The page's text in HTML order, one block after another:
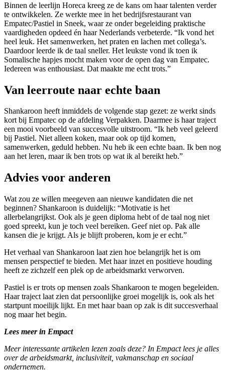
Binnen de leerlijn Horeca kreeg ze de kans om haar talenten verder
te ontwikkelen. Ze werkte mee in het bedrijfsrestaurant van
Empatec/Pastiel in Sneek, waar ze onder begeleiding praktische
vaardigheden opdeed én haar Nederlands verbeterde. “Ik vond het
heel leuk. Het samenwerken, het praten en lachen met collega’s.
Daardoor leerde ik de taal sneller. Het leukste vond ik toen ik
Somalische hapjes mocht maken voor de open dag van Empatec.
Iedereen was enthousiast. Dat maakte me echt trots.”
Van leerroute naar echte baan
Shankaroon heeft inmiddels de volgende stap gezet: ze werkt sinds
kort bij Empatec op de afdeling Verpakken. Daarmee is haar traject
een mooi voorbeeld van succesvolle uitstroom. “Ik heb veel geleerd
bij Pastiel. Niet alleen koken, maar ook op tijd komen,
samenwerken, geduld hebben. Nu heb ik een echte baan. Ik ben nog
aan het leren, maar ik ben trots op wat ik al bereikt heb.”
Advies voor anderen
Wat zou ze willen meegeven aan nieuwe kandidaten die net
beginnen? Shankaroon is duidelijk: “Motivatie is het
allerbelangrijkst. Ook als je geen diploma hebt of de taal nog niet
goed spreekt, kun je toch veel bereiken. Geef niet op. Pak alle
kansen die je krijgt. Als je blijft proberen, kom je er echt.”
Het verhaal van Shankaroon laat zien hoe belangrijk het is om
mensen perspectief te bieden. Met haar inzet en positieve houding
heeft ze zichzelf een plek op de arbeidsmarkt verworven.
Pastiel is er trots op mensen zoals Shankaroon te mogen begeleiden.
Haar traject laat zien dat persoonlijke groei mogelijk is, ook als het
startpunt moeilijk lijkt. En met haar baan op zak is dit succesverhaal
nog maar het begin.
Lees meer in Empact
Meer interessante artikelen lezen zoals deze? In Empact lees je alles
over de arbeidsmarkt, inclusiviteit, vakmanschap en sociaal
ondernemen.